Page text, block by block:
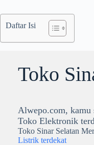
Daftar Isi
Toko
Alwepo.com, kamu
Toko Elektronik
Toko Sinar Selatan
Listrik terdekat